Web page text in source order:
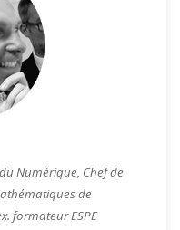
Numérique, Chef de
de
formateur ESPE